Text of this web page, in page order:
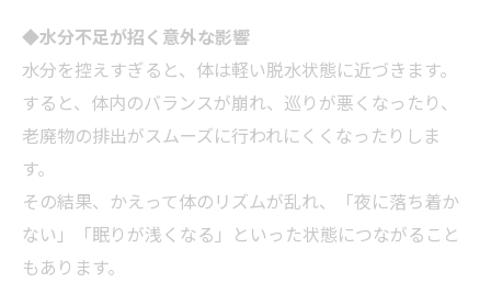
◆水分不足が招く意外な影響
水分を控えすぎると、体は軽い脱水状態に近づきます。
すると、体内のバランスが崩れ、巡りが悪くなったり、
老廃物の排出がスムーズに行われにくくなったりしま
す。
その結果、かえって体のリズムが乱れ、「夜に落ち着か
ない」「眠りが浅くなる」といった状態につながること
もあります。